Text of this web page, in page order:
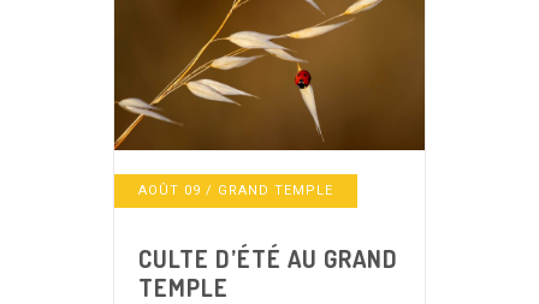
AOÛT 09 / GRAND TEMPLE
CULTE D’ÉTÉ AU GRAND
TEMPLE